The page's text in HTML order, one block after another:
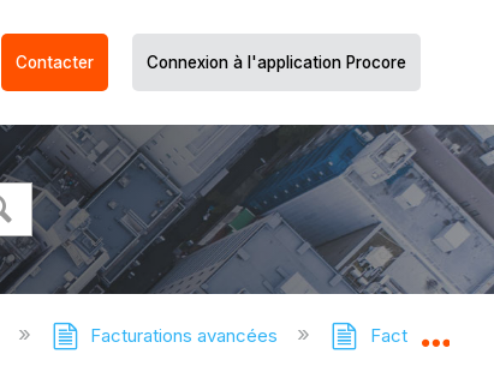
Contacter Connexion à l'application Procore
Facturations avancées Facturations